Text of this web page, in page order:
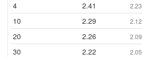
4 2.41 2.23
10 2.29 2.12
20 2.26 2.09
30 2.22
2.05